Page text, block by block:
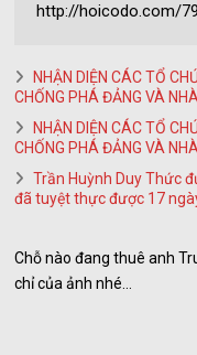
http://hoicodo.com/
NHẬN DIỆN CÁC TỔ
CHỐNG PHÁ ĐẢNG VÀ
NHẬN DIỆN CÁC TỔ
CHỐNG PHÁ ĐẢNG VÀ
Trần Huỳnh Duy Thức
đã tuyệt thực được 17
Chỗ nào đang thuê anh
chỉ của ảnh nhé…